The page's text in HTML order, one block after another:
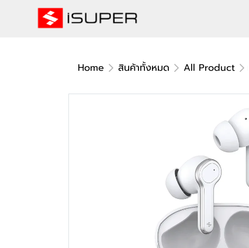
Home สินค้าทั้งหมด All Product